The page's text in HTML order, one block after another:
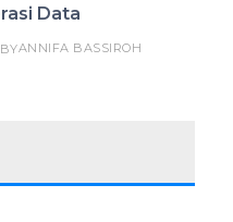
Data
BYANNIFA BASSIROH